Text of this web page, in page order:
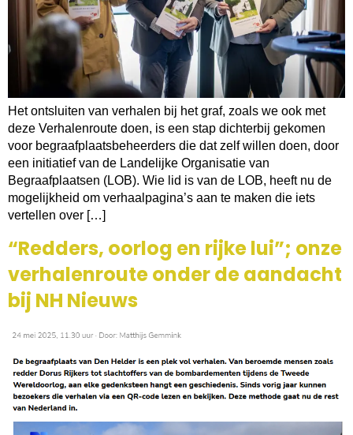
Het ontsluiten van verhalen bij het graf, zoals we ook met
deze Verhalenroute doen, is een stap dichterbij gekomen
voor begraafplaatsbeheerders die dat zelf willen doen, door
een initiatief van de Landelijke Organisatie van
Begraafplaatsen (LOB). Wie lid is van de LOB, heeft nu de
mogelijkheid om verhaalpagina’s aan te maken die iets
vertellen over […]
“Redders, oorlog en rijke lui”; onze
verhalenroute onder de aandacht
bij NH Nieuws